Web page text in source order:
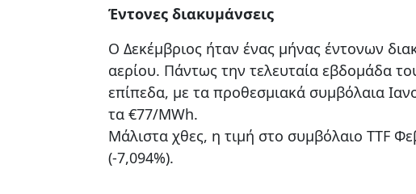
Έντονες διακυμάνσεις
Ο Δεκέμβριος ήταν ένας μήνας έντονων
αερίου. Πάντως την τελευταία εβδομάδα
επίπεδα, με τα προθεσμιακά συμβόλαια
τα €77/MWh.
Μάλιστα χθες, η τιμή στο συμβόλαιο TTF
(-7,094%).